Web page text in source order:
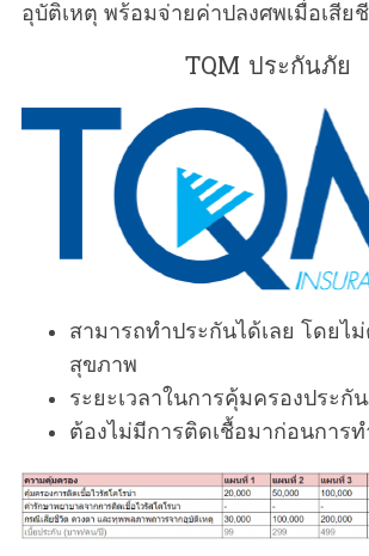
อุบัติเหตุ พร้อมจ่ายค่าปลงศพเมื่อเสีย
TQM ประกันภัย
สามารถทำประกันได้เลย โดยไ
สุขภาพ
ระยะเวลาในการคุ้มครองประกั
ต้องไม่มีการติดเชื้อมาก่อนการ